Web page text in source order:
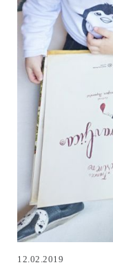
12.02.2019